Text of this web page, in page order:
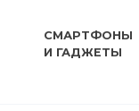
СМАРТФОНЫ
И ГАДЖЕТЫ